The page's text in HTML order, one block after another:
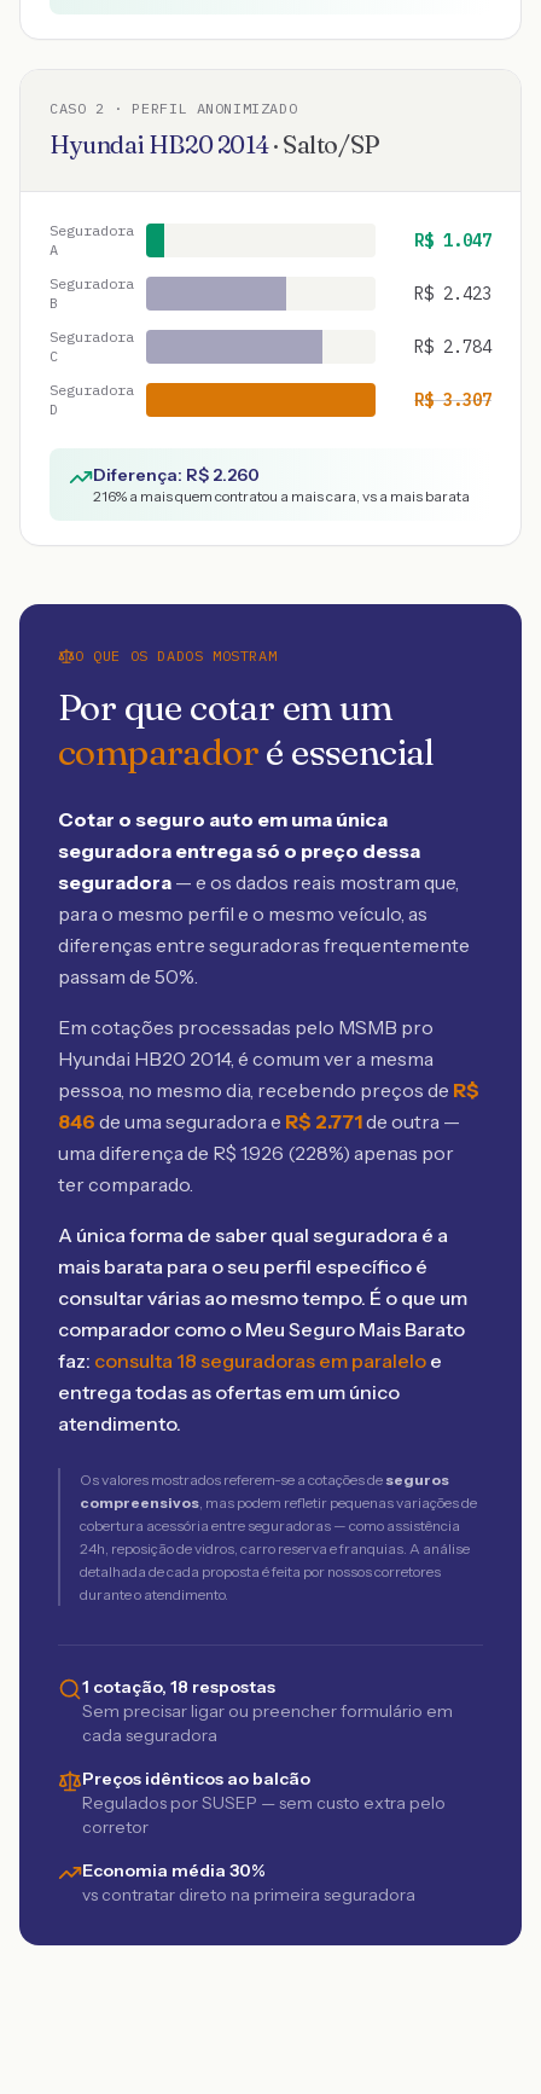
CASO 2 · PERFIL ANONIMIZADO
Hyundai HB202014· Salto/SP
Seguradora
A
R$ 1.047
Seguradora
B
R$ 2.423
Seguradora
C
R$ 2.784
Seguradora
D
R$3.307
Diferença: R$ 2.260
216% a mais quem contratou a mais cara, vs a mais barata
O QUE OS DADOS MOSTRAM
Por que cotar em um
comparadoré essencial
Cotar o seguro auto em uma única
seguradora entrega só o preço dessa
seguradora — e os dados reais mostram que,
para o mesmo perfil e o mesmo veículo, as
diferenças entre seguradoras frequentemente
passam de 50%.
Em cotações processadas pelo MSMB pro
Hyundai HB20 2014, é comum ver a mesma
pessoa, no mesmo dia, recebendo preços de R$
846 de uma seguradora e R$ 2.771de outra —
uma diferença de R$ 1.926 (228%) apenas por
ter comparado.
A única forma de saber qual seguradora é a
mais barata para o seu perfil específico é
consultar várias ao mesmo tempo. É o que um
comparador como o Meu Seguro Mais Barato
faz: consulta 18 seguradoras em paralelo e
entrega todas as ofertas em um único
atendimento.
Os valores mostrados referem-se a cotações de seguros
compreensivos, mas podem refletir pequenas variações de
cobertura acessória entre seguradoras — como assistência
24h, reposição de vidros, carro reserva e franquias. A análise
detalhada de cada proposta é feita por nossos corretores
durante o atendimento.
1 cotação, 18 respostas
Sem precisar ligar ou preencher formulário em
cada seguradora
Preços idênticos ao balcão
Regulados por SUSEP — sem custo extra pelo
corretor
Economia média 30%
vs contratar direto na primeira seguradora